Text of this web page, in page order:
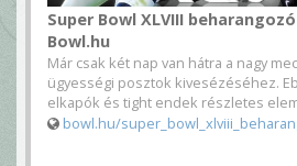
Super Bowl XLVIII
Bowl.hu
Már csak két nap van hátra a nagy
ügyességi posztok kivesézéséhez.
elkapók és tight endek részletes
bowl.hu/